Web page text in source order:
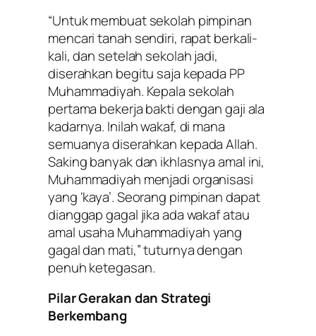
“Untuk membuat sekolah pimpinan
mencari tanah sendiri, rapat berkali-
kali, dan setelah sekolah jadi,
diserahkan begitu saja kepada PP
Muhammadiyah. Kepala sekolah
pertama bekerja bakti dengan gaji ala
kadarnya. Inilah wakaf, di mana
semuanya diserahkan kepada Allah.
Saking banyak dan ikhlasnya amal ini,
Muhammadiyah menjadi organisasi
yang ‘kaya’. Seorang pimpinan dapat
dianggap gagal jika ada wakaf atau
amal usaha Muhammadiyah yang
gagal dan mati,” tuturnya dengan
penuh ketegasan.
Pilar Gerakan dan Strategi
Berkembang